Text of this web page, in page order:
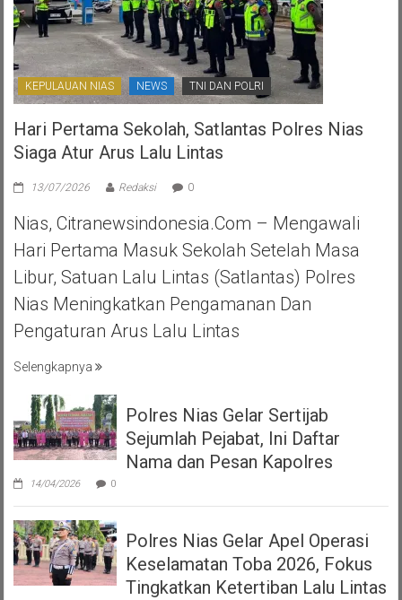
KEPULAUAN NIAS NEWS TNI DAN POLRI
Hari Pertama Sekolah, Satlantas Polres Nias
Siaga Atur Arus Lalu Lintas
13/07/2026 Redaksi 0
Nias, Citranewsindonesia.com – Mengawali
Hari Pertama Masuk Sekolah Setelah Masa
Libur, Satuan Lalu Lintas (Satlantas) Polres
Nias Meningkatkan Pengamanan Dan
Pengaturan Arus Lalu Lintas
Selengkapnya
Polres Nias Gelar Sertijab
Sejumlah Pejabat, Ini Daftar
Nama dan Pesan Kapolres
14/04/2026 0
Polres Nias Gelar Apel Operasi
Keselamatan Toba 2026, Fokus
Tingkatkan Ketertiban Lalu Lintas